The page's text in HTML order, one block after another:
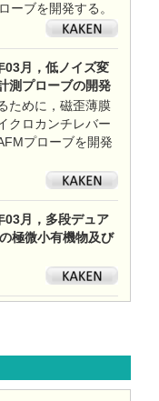
ーブを開発する。
月，低ノイズ変
測プローブの開発
ために，磁歪薄膜
クロカンチレバー
プローブを開発
03月，多段デュア
極微小有機物及び